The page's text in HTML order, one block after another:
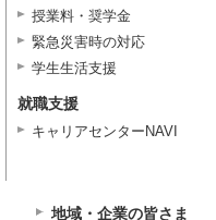
授業料・奨学金
緊急災害時の対応
学生生活支援
就職支援
キャリアセンターNAVI
地域・企業の皆さま